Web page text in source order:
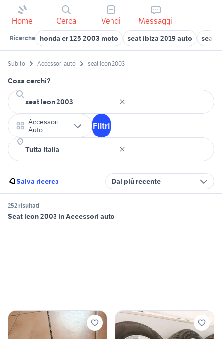
Home Cerca Vendi Messaggi
Ricerche honda cr 125 2003 moto seat ibiza 2019 auto seat
Subito Accessori auto seat leon 2003
Cosa cerchi?
Accessori
Auto
Filtri
Salva ricerca Dal più recente
252 risultati
Seat leon 2003 in Accessori auto